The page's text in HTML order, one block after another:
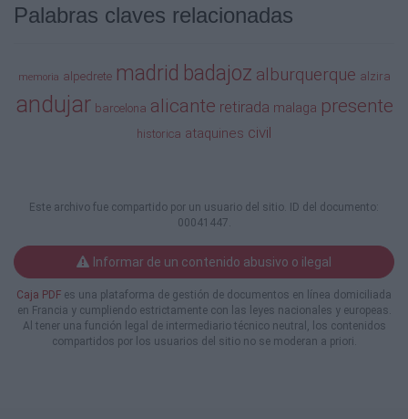
que de
d inmediato
di t se lleva
ll
a efecto.
En Barcelona (II)
En el Barranco de Bellver, Castellón
En Bayona, Pontevedra
Palabras claves relacionadas
memoria alpedrete madrid badajoz alburquerque alzira
andujar barcelona alicante retirada malaga presente
historica ataquines civil
Este archivo fue compartido por un usuario del sitio. ID del documento:
00041447.
Informar de un contenido abusivo o ilegal
Caja PDF es una plataforma de gestión de documentos en línea domiciliada
en Francia y cumpliendo estrictamente con las leyes nacionales y europeas.
Al tener una función legal de intermediario técnico neutral, los contenidos
compartidos por los usuarios del sitio no se moderan a priori.